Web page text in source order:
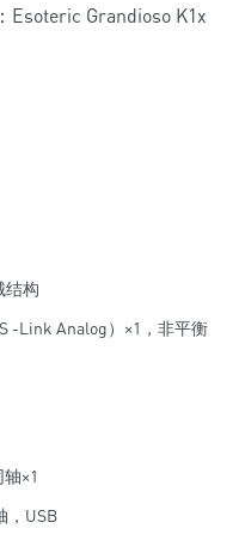
结构
-Link Analog）×1，非平衡
×1
，USB